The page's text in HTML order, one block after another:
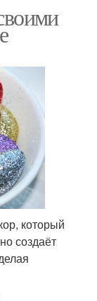
который
создаёт